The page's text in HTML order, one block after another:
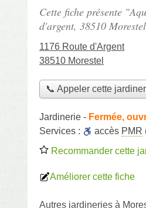
Cette fiche présente
d'argent, 38510
1176 Route d'Argent
38510 Morestel
📞 Appeler cette
Jardinerie - Fermée,
Services :
accès PMR
Recommander cette
Améliorer cette fiche
Autres jardineries à